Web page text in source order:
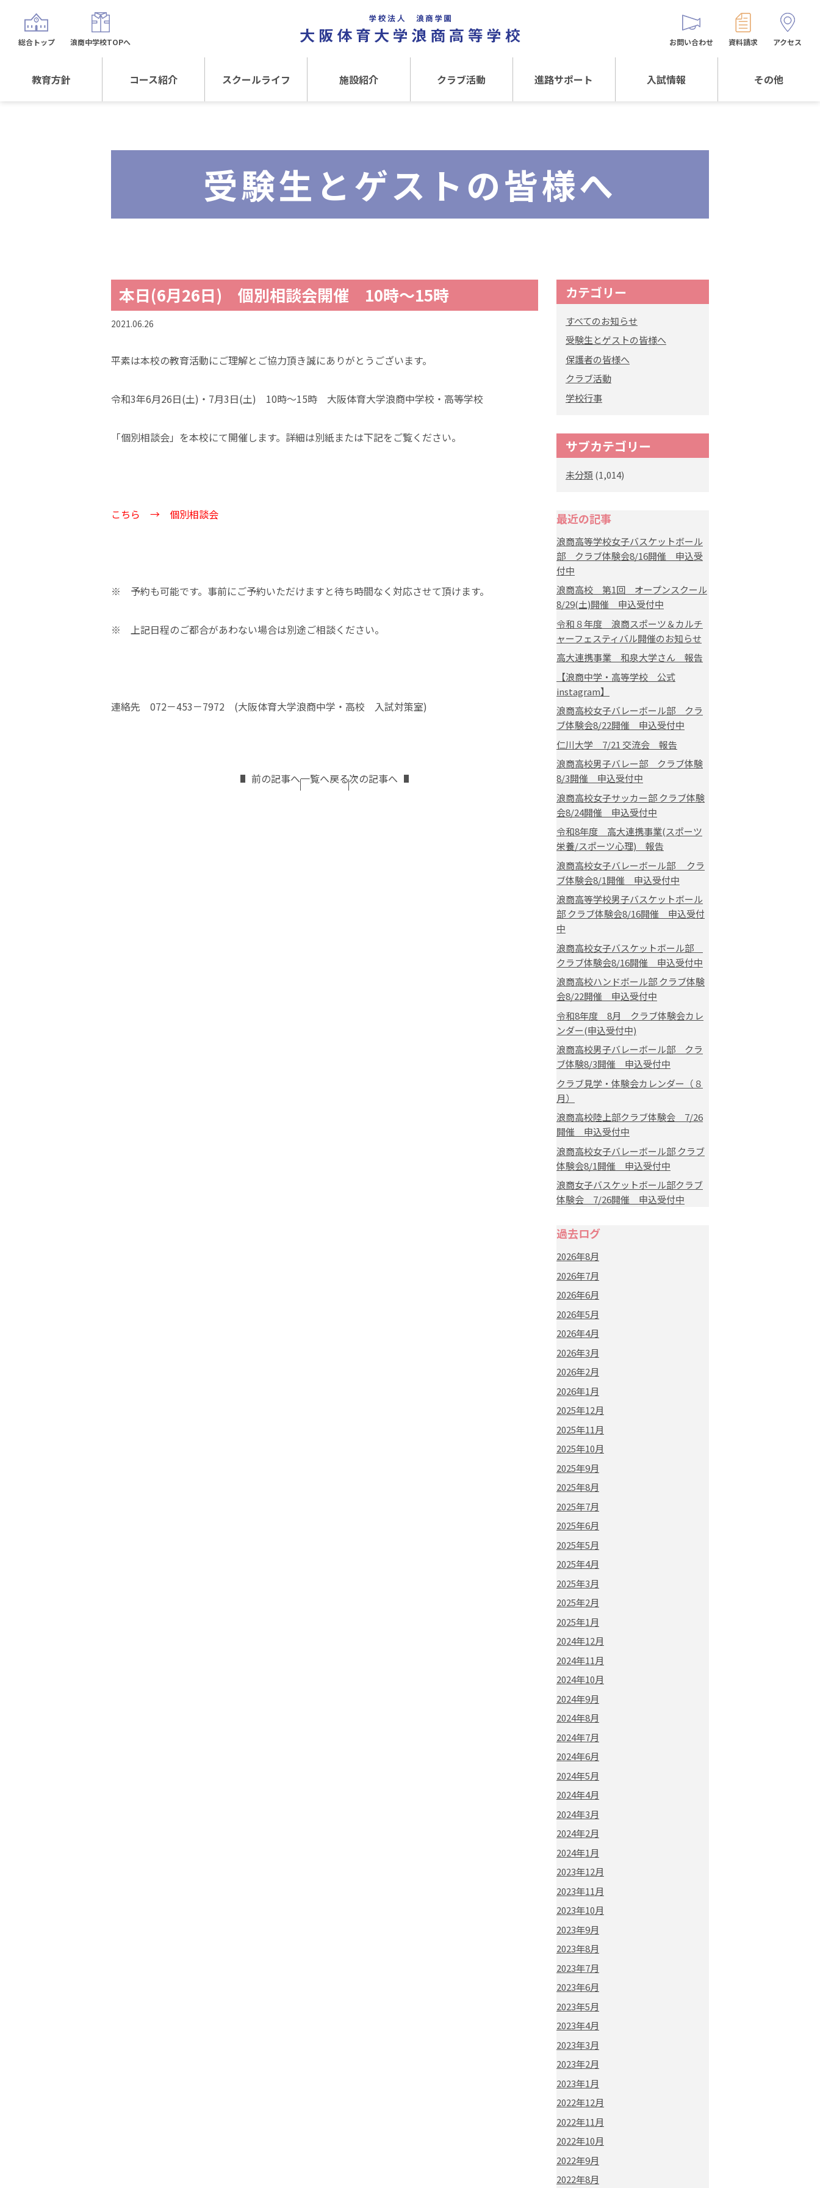
教育方針 コース紹介 スクールライフ 施設紹介 クラブ活動
文化クラブ
進路サポート
大阪体育大学
内部進学について
入試情報 その他
お問い合わせ 資料請求 アクセス
総合トップ 浪商中学校TOPへ
受験生とゲストの皆様へ
本日(6月26日) 個別相談会開催 10時～15時
2021.06.26
平素は本校の教育活動にご理解とご協力頂き誠にありがとうございます。
令和3年6月26日(土)・7月3日(土) 10時～15時 大阪体育大学浪商中学校・高等学校
「個別相談会」を本校にて開催します。詳細は別紙または下記をご覧ください。
こちら → 個別相談会
※ 予約も可能です。事前にご予約いただけますと待ち時間なく対応させて頂けます。
※ 上記日程のご都合があわない場合は別途ご相談ください。
連絡先 072－453－7972 (大阪体育大学浪商中学・高校 入試対策室)
前の記事へ一覧へ戻る次の記事へ
カテゴリー
すべてのお知らせ
受験生とゲストの皆様へ
保護者の皆様へ
クラブ活動
学校行事
サブカテゴリー
未分類 (1,014)
最近の記事
浪商高等学校女子バスケットボール
部 クラブ体験会8/16開催 申込受
付中
浪商高校 第1回 オープンスクール
8/29(土)開催 申込受付中
令和８年度 浪商スポーツ＆カルチ
ャーフェスティバル開催のお知らせ
高大連携事業 和泉大学さん 報告
【浪商中学・高等学校 公式
instagram】
浪商高校女子バレーボール部 クラ
ブ体験会8/22開催 申込受付中
仁川大学 7/21 交流会 報告
浪商高校男子バレー部 クラブ体験
8/3開催 申込受付中
浪商高校女子サッカー部 クラブ体験
会8/24開催 申込受付中
令和8年度 高大連携事業(スポーツ
栄養/スポーツ心理) 報告
浪商高校女子バレーボール部 クラ
ブ体験会8/1開催 申込受付中
浪商高等学校男子バスケットボール
部 クラブ体験会8/16開催 申込受付
中
浪商高校女子バスケットボール部
クラブ体験会8/16開催 申込受付中
浪商高校ハンドボール部 クラブ体験
会8/22開催 申込受付中
令和8年度 8月 クラブ体験会カレ
ンダー(申込受付中)
浪商高校男子バレーボール部 クラ
ブ体験8/3開催 申込受付中
クラブ見学・体験会カレンダー（８
月）
浪商高校陸上部クラブ体験会 7/26
開催 申込受付中
浪商高校女子バレーボール部 クラブ
体験会8/1開催 申込受付中
浪商女子バスケットボール部クラブ
体験会 7/26開催 申込受付中
過去ログ
2026年8月
2026年7月
2026年6月
2026年5月
2026年4月
2026年3月
2026年2月
2026年1月
2025年12月
2025年11月
2025年10月
2025年9月
2025年8月
2025年7月
2025年6月
2025年5月
2025年4月
2025年3月
2025年2月
2025年1月
2024年12月
2024年11月
2024年10月
2024年9月
2024年8月
2024年7月
2024年6月
2024年5月
2024年4月
2024年3月
2024年2月
2024年1月
2023年12月
2023年11月
2023年10月
2023年9月
2023年8月
2023年7月
2023年6月
2023年5月
2023年4月
2023年3月
2023年2月
2023年1月
2022年12月
2022年11月
2022年10月
2022年9月
2022年8月